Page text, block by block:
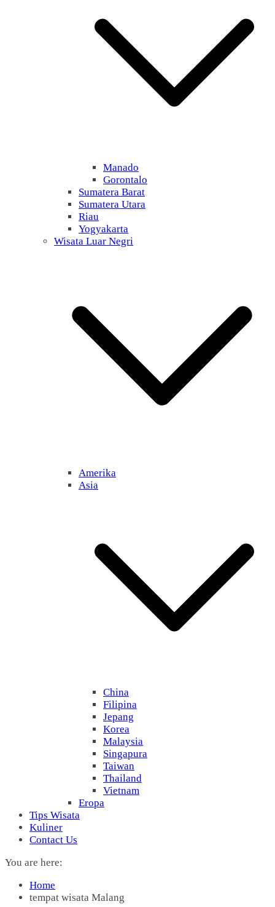
Manado
Gorontalo
Sumatera Barat
Sumatera Utara
Riau
Yogyakarta
Wisata Luar Negri
Amerika
Asia
China
Filipina
Jepang
Korea
Malaysia
Singapura
Taiwan
Thailand
Vietnam
Eropa
Tips Wisata
Kuliner
Contact Us
You are here:
Home
tempat wisata Malang